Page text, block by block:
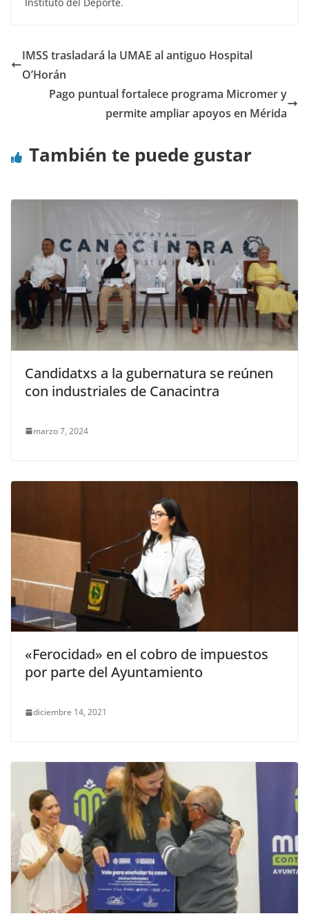
IMSS trasladará la UMAE al antiguo Hospital
O’Horán
Pago puntual fortalece programa Micromer y
permite ampliar apoyos en Mérida
También te puede gustar
Candidatxs a la gubernatura se reúnen
con industriales de Canacintra
marzo 7, 2024
«Ferocidad» en el cobro de impuestos
por parte del Ayuntamiento
diciembre 14, 2021